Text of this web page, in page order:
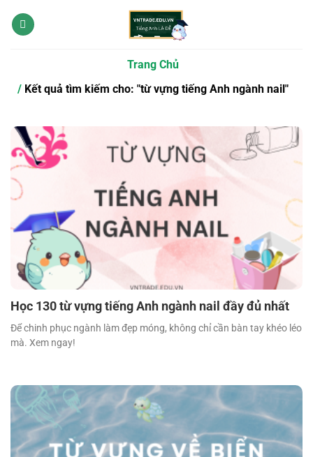
qua
Trang Chủ
Kết quả tìm kiếm cho: "từ vựng tiếng Anh ngành nail"
Học 130 từ vựng tiếng Anh ngành nail đầy đủ nhất
Để chinh phục ngành làm đẹp móng, không chỉ cần bàn tay khéo léo
mà. Xem ngay!